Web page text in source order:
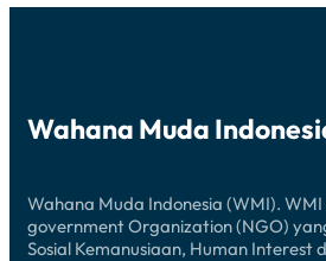
Wahana Muda
Wahana Muda Indonesia (WMI).
government Organization (NGO)
Sosial Kemanusiaan, Human Interest